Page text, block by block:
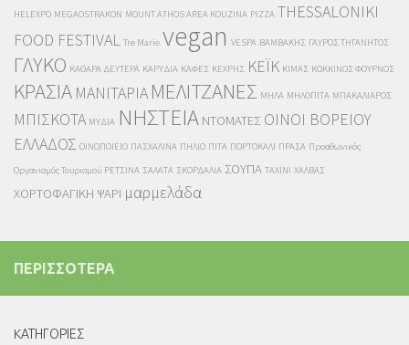
HELEXPO MEGAOSTRAKON MOUNT ATHOS AREA KOUZINA PIZZA THESSALONIKI
FOOD FESTIVAL Tre Marie vegan VESPA ΒΑΜΒΑΚΗΣ ΓΑΥΡΟΣ ΤΗΓΑΝΗΤΟΣ
ΓΛΥΚΟ ΚΑΘΑΡΑ ΔΕΥΤΕΡΑ ΚΑΡΥΔΙΑ ΚΑΦΕΣ ΚΕΧΡΗΣ ΚΕΪΚ ΚΙΜΑΣ ΚΟΚΚΙΝΟΣ ΦΟΥΡΝΟΣ
ΚΡΑΣΙΑ ΜΑΝΙΤΑΡΙΑ ΜΕΛΙΤΖΑΝΕΣ ΜΗΛΑ ΜΗΛΟΠΙΤΑ ΜΠΑΚΑΛΙΑΡΟΣ
ΜΠΙΣΚΟΤΑ ΜΥΔΙΑ ΝΗΣΤΕΙΑ ΝΤΟΜΑΤΕΣ ΟΙΝΟΙ ΒΟΡΕΙΟΥ
ΕΛΛΑΔΟΣ ΟΙΝΟΠΟΙΕΙΟ ΠΑΣΧΑΛΙΝΑ ΠΗΛΙΟ ΠΙΤΑ ΠΟΡΤΟΚΑΛΙ ΠΡΑΣΑ Προαθωνικός
Οργανισμός Τουρισμού ΡΕΤΣΙΝΑ ΣΑΛΑΤΑ ΣΚΟΡΔΑΛΙΑ ΣΟΥΠΑ ΤΑΧΙΝΙ ΧΑΛΒΑΣ
ΧΟΡΤΟΦΑΓΙΚΗ ΨΑΡΙ μαρμελάδα
ΠΕΡΙΣΣΟΤΕΡΑ
KΑΤΗΓΟΡΙΕΣ